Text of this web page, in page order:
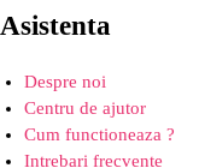
Asistenta
Despre noi
Centru de ajutor
Cum functioneaza ?
Intrebari frecvente